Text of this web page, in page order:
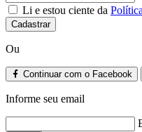
Li e estou ciente da
Cadastrar
Ou
Continuar com o Facebook
Informe seu email